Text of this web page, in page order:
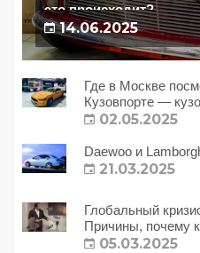
это происходит?
14.06.2025
Где в Москве
Кузовпорте —
02.05.2025
Daewoo и
21.03.2025
Глобальный
Причины, почему
с этим делать?
05.03.2025